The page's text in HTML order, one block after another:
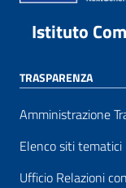
Istituto
TRASPARENZA
Amministrazione
Elenco siti tematici
Ufficio Relazioni